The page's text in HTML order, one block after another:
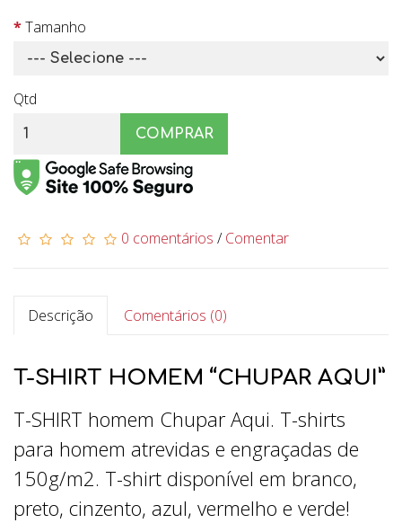
Tamanho
Qtd
COMPRAR
0 comentários /Comentar
Descrição Comentários (0)
T-SHIRT HOMEM “CHUPAR AQUI”
T-SHIRT homem Chupar Aqui. T-shirts
para homem atrevidas e engraçadas de
150g/m2. T-shirt disponível em branco,
preto, cinzento, azul, vermelho e verde!